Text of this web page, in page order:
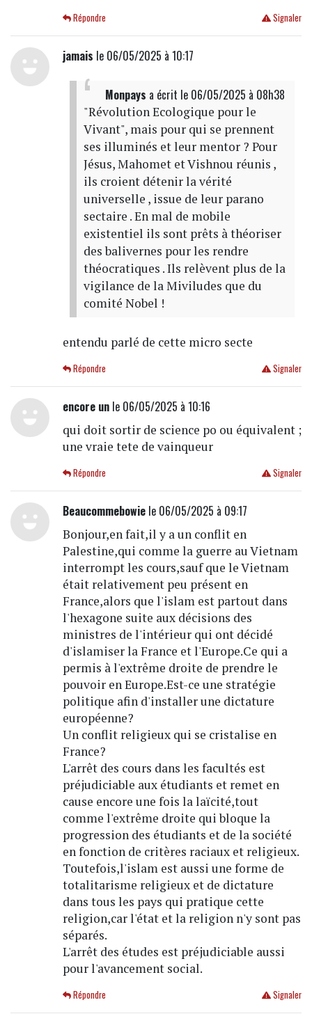
Signaler
Répondre
jamais le 06/05/2025 à 10:17
Monpays a écrit le 06/05/2025 à 08h38
"Révolution Ecologique pour le
Vivant", mais pour qui se prennent
ses illuminés et leur mentor ? Pour
Jésus, Mahomet et Vishnou réunis ,
ils croient détenir la vérité
universelle , issue de leur parano
sectaire . En mal de mobile
existentiel ils sont prêts à théoriser
des balivernes pour les rendre
théocratiques . Ils relèvent plus de la
vigilance de la Miviludes que du
comité Nobel !
entendu parlé de cette micro secte
Signaler
Répondre
encore unle 06/05/2025 à 10:16
qui doit sortir de science po ou équivalent ;
une vraie tete de vainqueur
Signaler
Répondre
Beaucommebowiele 06/05/2025 à 09:17
Bonjour,en fait,il y a un conflit en
Palestine,qui comme la guerre au Vietnam
interrompt les cours,sauf que le Vietnam
était relativement peu présent en
France,alors que l'islam est partout dans
l'hexagone suite aux décisions des
ministres de l'intérieur qui ont décidé
d'islamiser la France et l'Europe.Ce qui a
permis à l'extrême droite de prendre le
pouvoir en Europe.Est-ce une stratégie
politique afin d'installer une dictature
européenne?
Un conflit religieux qui se cristalise en
France?
L'arrêt des cours dans les facultés est
préjudiciable aux étudiants et remet en
cause encore une fois la laïcité,tout
comme l'extrême droite qui bloque la
progression des étudiants et de la société
en fonction de critères raciaux et religieux.
Toutefois,l'islam est aussi une forme de
totalitarisme religieux et de dictature
dans tous les pays qui pratique cette
religion,car l'état et la religion n'y sont pas
séparés.
L'arrêt des études est préjudiciable aussi
pour l'avancement social.
Signaler
Répondre